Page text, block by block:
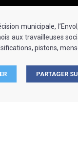
municipale,
aux travailleuses
pistons,
PARTAGER